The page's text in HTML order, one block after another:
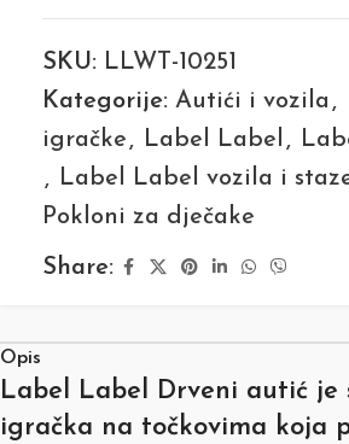
SKU: LLWT-10251
Kategorije: Autići i vozila ,
igračke , Label Label ,
, Label Label vozila i
Pokloni za dječake
Share:
Opis
Label Label Drveni autić je
igračka na točkovima koja